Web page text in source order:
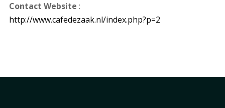
Contact Website :
http://www.cafedezaak.nl/index.php?p=2